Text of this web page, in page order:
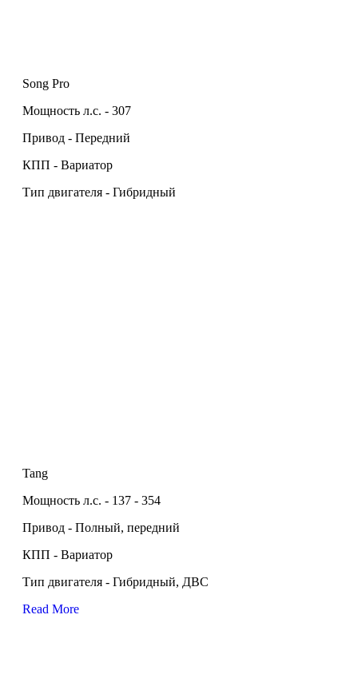
Song Pro
Мощность л.с. - 307
Привод - Передний
КПП - Вариатор
Тип двигателя - Гибридный
Tang
Мощность л.с. - 137 - 354
Привод - Полный, передний
КПП - Вариатор
Тип двигателя - Гибридный, ДВС
Read More